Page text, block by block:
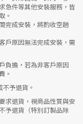
急件等其他安裝服務，皆
。
完成安裝，將酌收空趟
戶原因無法完成安裝，需
負擔，若為非客戶原因
。
予退貨。
求退貨，視商品性質與安
予退貨（特別訂製品除